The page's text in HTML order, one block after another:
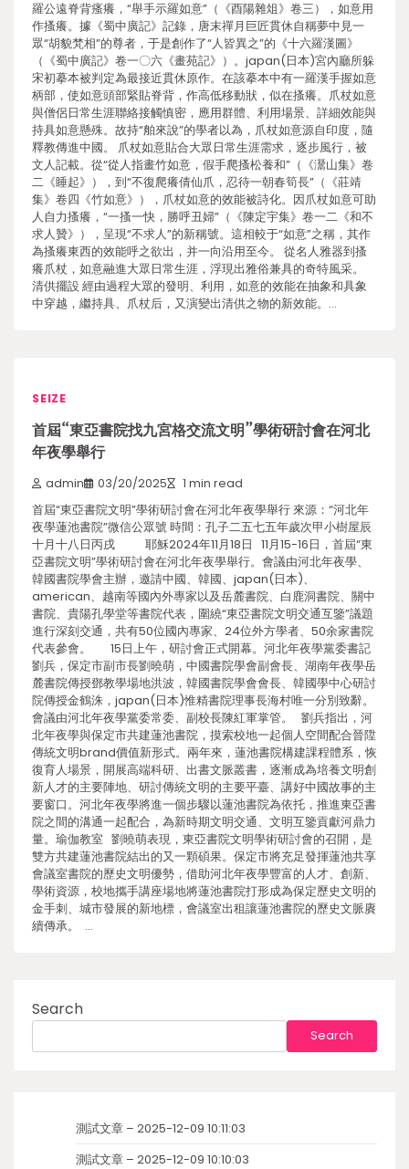
羅公遠脊背瘙癢，“舉手示羅如意”（《酉陽雜俎》卷三），如意用
作搔癢。據《蜀中廣記》記錄，唐末禪月巨匠貫休自稱夢中見一
眾“胡貌梵相”的尊者，于是創作了“人皆異之”的《十六羅漢圖》
（《蜀中廣記》卷一〇六《畫苑記》）。japan(日本)宮內廳所躲
宋初摹本被判定為最接近貫休原作。在該摹本中有一羅漢手握如意
柄部，使如意頭部緊貼脊背，作高低移動狀，似在搔癢。爪杖如意
與僧侶日常生涯聯絡接觸慎密，應用群體、利用場景、詳細效能與
持具如意懸殊。故持“舶來說”的學者以為，爪杖如意源自印度，隨
釋教傳進中國。 爪杖如意貼合大眾日常生涯需求，逐步風行，被
文人記載。從“從人指畫竹如意，假手爬搔松養和”（《灊山集》卷
二《睡起》），到“不復爬癢倩仙爪，忍待一朝春筍長”（《莊靖
集》卷四《竹如意》），爪杖如意的效能被詩化。因爪杖如意可助
人自力搔癢，“一搔一快，勝呼丑婦”（《陳定宇集》卷一二《和不
求人贊》），呈現“不求人”的新稱號。這相較于“如意”之稱，其作
為搔癢東西的效能呼之欲出，并一向沿用至今。 從名人雅器到搔
癢爪杖，如意融進大眾日常生涯，浮現出雅俗兼具的奇特風采。
清供擺設 經由過程大眾的發明、利用，如意的效能在抽象和具象
中穿越，繼持具、爪杖后，又演變出清供之物的新效能。…
SEIZE
首屆“東亞書院找九宮格交流文明”學術研討會在河北
年夜學舉行
admin 03/20/2025 1 min read
首屆“東亞書院文明”學術研討會在河北年夜學舉行 來源：“河北年
夜學蓮池書院”微信公眾號 時間：孔子二五七五年歲次甲小樹屋辰
十月十八日丙戌 耶穌2024年11月18日 11月15-16日，首屆“東
亞書院文明”學術研討會在河北年夜學舉行。會議由河北年夜學、
韓國書院學會主辦，邀請中國、韓國、japan(日本)、
american、越南等國內外專家以及岳麓書院、白鹿洞書院、關中
書院、貴陽孔學堂等書院代表，圍繞“東亞書院文明交通互鑒”議題
進行深刻交通，共有50位國內專家、24位外方學者、50余家書院
代表參會。 15日上午，研討會正式開幕。河北年夜學黨委書記
劉兵，保定市副市長劉曉萌，中國書院學會副會長、湖南年夜學岳
麓書院傳授鄧教學場地洪波，韓國書院學會會長、韓國學中心研討
院傳授金鶴洙，japan(日本)惟精書院理事長海村唯一分別致辭。
會議由河北年夜學黨委常委、副校長陳紅軍掌管。 劉兵指出，河
北年夜學與保定市共建蓮池書院，摸索校地一起個人空間配合晉陞
傳統文明brand價值新形式。兩年來，蓮池書院構建課程體系，恢
復育人場景，開展高端科研、出書文脈叢書，逐漸成為培養文明創
新人才的主要陣地、研討傳統文明的主要平臺、講好中國故事的主
要窗口。河北年夜學將進一個步驟以蓮池書院為依托，推進東亞書
院之間的溝通一起配合，為新時期文明交通、文明互鑒貢獻河鼎力
量。瑜伽教室 劉曉萌表現，東亞書院文明學術研討會的召開，是
雙方共建蓮池書院結出的又一顆碩果。保定市將充足發揮蓮池共享
會議室書院的歷史文明優勢，借助河北年夜學豐富的人才、創新、
學術資源，校地攜手講座場地將蓮池書院打形成為保定歷史文明的
金手刺、城市發展的新地標，會議室出租讓蓮池書院的歷史文脈賡
續傳承。 …
Search
Search
測試文章 – 2025-12-09 10:11:03
測試文章 – 2025-12-09 10:10:03